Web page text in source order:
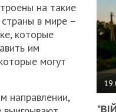
на такие
страны в мире –
которые
им
могут
направлении,
НА